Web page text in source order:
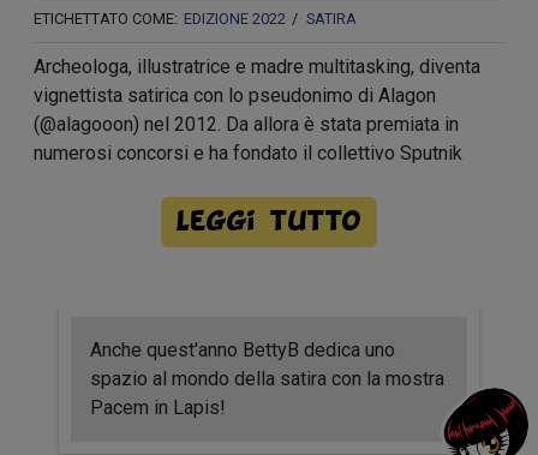
ETICHETTATO COME: EDIZIONE 2022 SATIRA
Archeologa, illustratrice e madre multitasking, diventa
vignettista satirica con lo pseudonimo di Alagon
(@alagooon) nel 2012. Da allora è stata premiata in
numerosi concorsi e ha fondato il collettivo Sputnik
Leggi tutto
Anche quest'anno BettyB dedica uno
spazio al mondo della satira con la mostra
Pacem in Lapis!